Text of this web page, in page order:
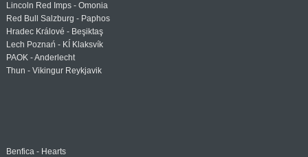
Lincoln Red Imps - Omonia
Red Bull Salzburg - Paphos
Hradec Králové - Beşiktaş
Lech Poznań - KÍ Klaksvík
PAOK - Anderlecht
Thun - Vikingur Reykjavik
Benfica - Hearts